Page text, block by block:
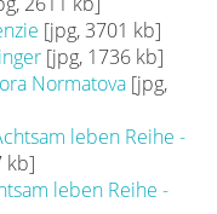
[jpg, 3701 kb]
[jpg, 1736 kb]
Normatova[jpg,
leben Reihe -
kb]
leben Reihe -